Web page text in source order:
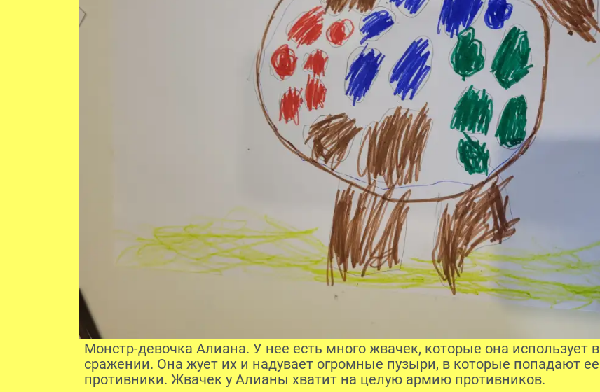
Монстр-девочка Алиана. У нее есть много жвачек, которые она использует в
сражении. Она жует их и надувает огромные пузыри, в которые попадают ее
противники. Жвачек у Алианы хватит на целую армию противников.